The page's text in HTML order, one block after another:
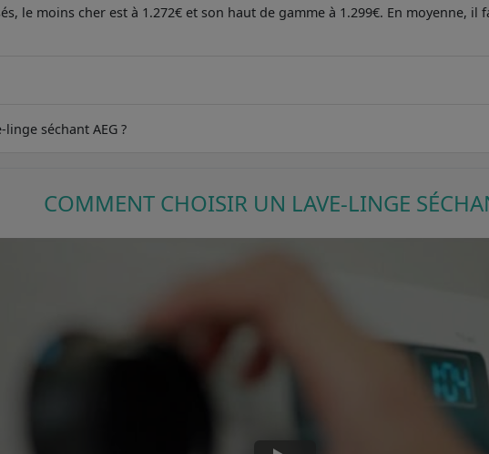
le moins cher est à 1.272€ et son haut de gamme à 1.299€. En moyenne,
séchant AEG ?
COMMENT CHOISIR UN LAVE-LINGE